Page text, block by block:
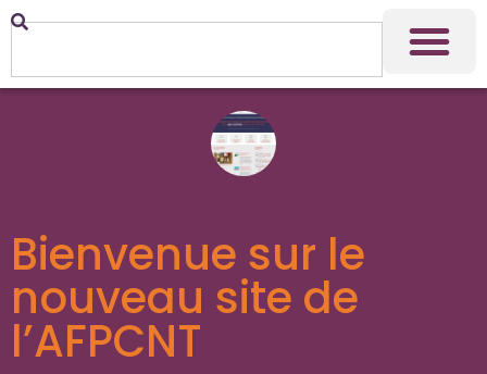
Bienvenue sur le
nouveau site de
l’AFPCNT